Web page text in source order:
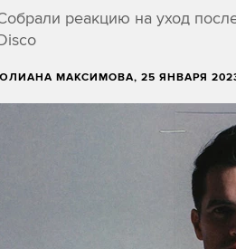
реакцию на уход
МАКСИМОВА, 25 ЯНВАРЯ